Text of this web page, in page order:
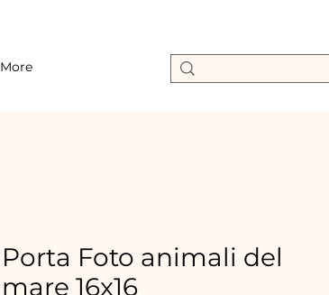
More
Porta Foto animali del
mare 16x16